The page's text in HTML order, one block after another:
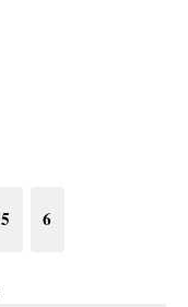
5 6